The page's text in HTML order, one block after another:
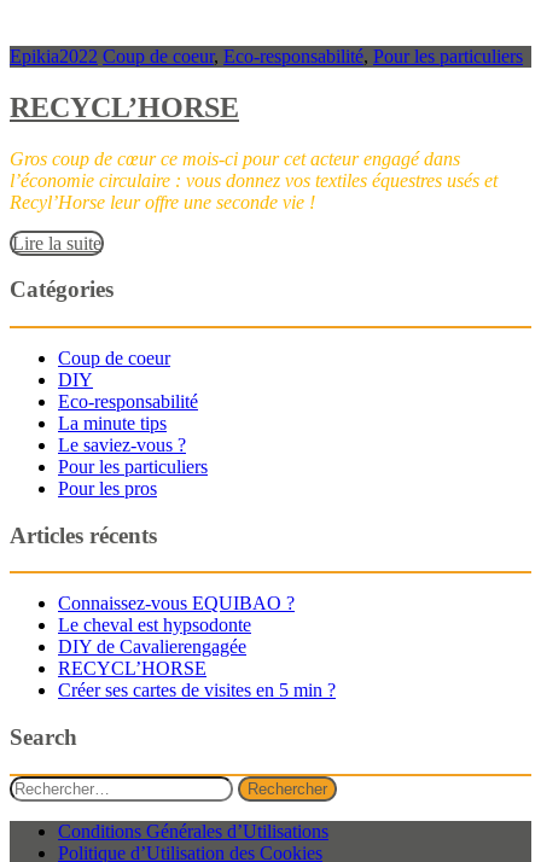
Epikia2022 Coup de coeur, Eco-responsabilité, Pour les particuliers
RECYCL’HORSE
Gros coup de cœur ce mois-ci pour cet acteur engagé dans
l’économie circulaire : vous donnez vos textiles équestres usés et
Recyl’Horse leur offre une seconde vie !
Lire la suite
Catégories
Coup de coeur
DIY
Eco-responsabilité
La minute tips
Le saviez-vous ?
Pour les particuliers
Pour les pros
Articles récents
Connaissez-vous EQUIBAO ?
Le cheval est hypsodonte
DIY de Cavalierengagée
RECYCL’HORSE
Créer ses cartes de visites en 5 min ?
Search
Rechercher :
Conditions Générales d’Utilisations
Politique d’Utilisation des Cookies